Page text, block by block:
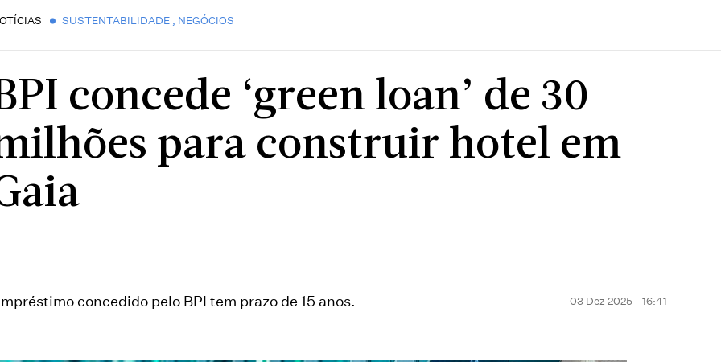
SUSTENTABILIDADE NEGÓCIOS
concede ‘green loan’ de 30
para construir hotel em
concedido pelo BPI tem prazo de 15 anos. 03 Dez 2025 - 16:41